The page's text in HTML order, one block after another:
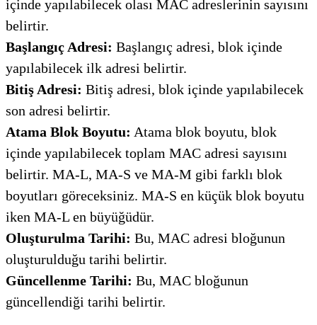
içinde yapılabilecek olası MAC adreslerinin sayısını
belirtir.
Başlangıç ​​Adresi: Başlangıç ​​adresi, blok içinde
yapılabilecek ilk adresi belirtir.
Bitiş Adresi: Bitiş adresi, blok içinde yapılabilecek
son adresi belirtir.
Atama Blok Boyutu: Atama blok boyutu, blok
içinde yapılabilecek toplam MAC adresi sayısını
belirtir. MA-L, MA-S ve MA-M gibi farklı blok
boyutları göreceksiniz. MA-S en küçük blok boyutu
iken MA-L en büyüğüdür.
Oluşturulma Tarihi: Bu, MAC adresi bloğunun
oluşturulduğu tarihi belirtir.
Güncellenme Tarihi: Bu, MAC bloğunun
güncellendiği tarihi belirtir.